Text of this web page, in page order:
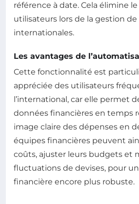
référence à date. Cela élimine
utilisateurs lors de la gestion
internationales.
Les avantages de
Cette fonctionnalité est
appréciée des utilisateurs
l’international, car elle permet
données financières en temps
image claire des dépenses en
équipes financières peuvent
coûts, ajuster leurs budgets et
fluctuations de devises, pour
financière encore plus robuste.